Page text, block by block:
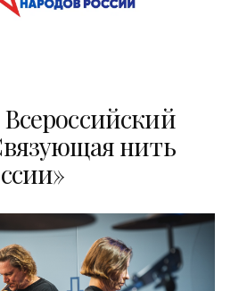
нить